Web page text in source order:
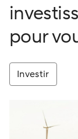
pour
Investir